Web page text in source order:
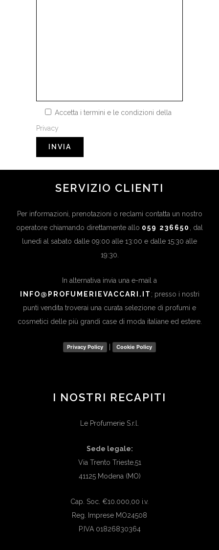
Accetta i termini e le condizioni della
Privacy
SERVIZIO CLIENTI
Per informazioni, prenotazioni o reclami contatta un nostro
operatore chiamando direttamente allo 059 236650
, dal
lunedì al sabato dalle 09:00 alle 13:00 e dalle 15:30 alle
19:30.
In alternativa invia una e-mail a
INFO@PROFUMERIEVACCARI.IT ; presso i nostri
punti vendita troverai una curata selezione di profumi e
cosmetici delle più grandi case di moda italiane ed estere.
Privacy Policy Cookie Policy
I NOSTRI RECAPITI
Le Profumerie S.r.l.
Sede legale:
Via Trento Trieste,51
41125 Modena (MO)
Cap. Soc. €10.000,00 i.v.
Reg. Imprese MO24508
P.IVA 01826830364